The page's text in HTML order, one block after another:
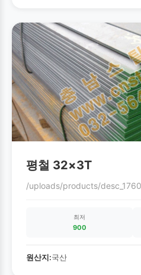
평철 32×3T
/uploads/products/
최저
900
원산지:국산